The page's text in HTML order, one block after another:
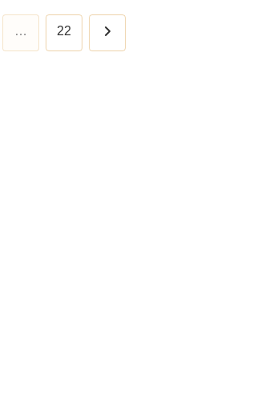
… 22 次